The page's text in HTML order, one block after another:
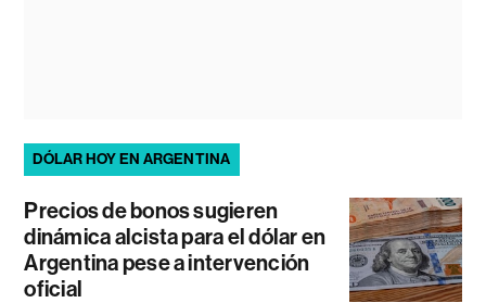
DÓLAR HOY EN ARGENTINA
Precios de bonos sugieren
dinámica alcista para el dólar en
Argentina pese a intervención
oficial